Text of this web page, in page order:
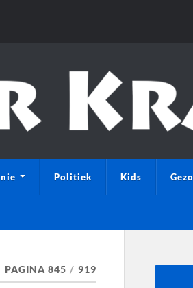
Politiek Kids
PAGINA 845 / 919